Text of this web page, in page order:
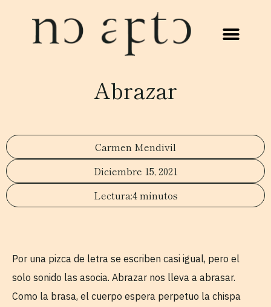
Abrazar
Carmen Mendivil
Diciembre 15, 2021
4 minutos
Por una pizca de letra se escriben casi igual, pero el
solo sonido las asocia. Abrazar nos lleva a abrasar.
Como la brasa, el cuerpo espera perpetuo la chispa